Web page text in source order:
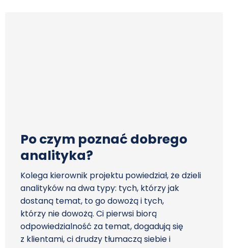
Po czym poznać dobrego
analityka?
Kolega kierownik projektu powiedział, że dzieli
analityków na dwa typy: tych, którzy jak
dostaną temat, to go dowożą i tych,
którzy nie dowożą. Ci pierwsi biorą
odpowiedzialność za temat, dogadują się
z klientami, ci drudzy tłumaczą siebie i